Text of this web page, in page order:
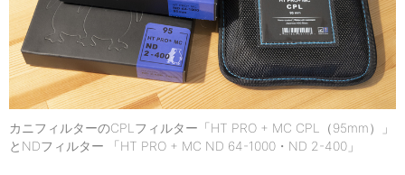
カニフィルターのCPLフィルター「HT PRO + MC CPL（95mm）」
とNDフィルター 「HT PRO + MC ND 64-1000・ND 2-400」